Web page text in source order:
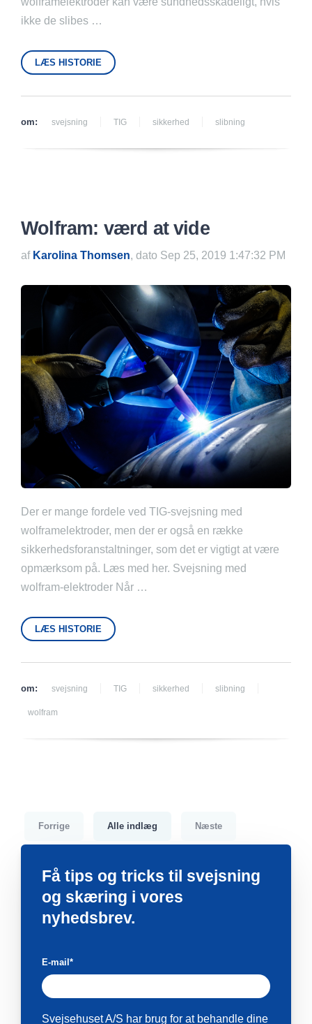
ikke de slibes …
LÆS HISTORIE
om: svejsning TIG sikkerhed slibning
Wolfram: værd at vide
af Karolina Thomsen, dato Sep 25, 2019 1:47:32 PM
Der er mange fordele ved TIG-svejsning med
wolframelektroder, men der er også en række
sikkerhedsforanstaltninger, som det er vigtigt at være
opmærksom på. Læs med her. Svejsning med
wolfram-elektroder Når …
LÆS HISTORIE
om: svejsning TIG sikkerhed slibning
wolfram
Forrige Alle indlæg Næste
Få tips og tricks til svejsning
og skæring i vores
nyhedsbrev.
E-mail *
Svejsehuset A/S har brug for at behandle dine